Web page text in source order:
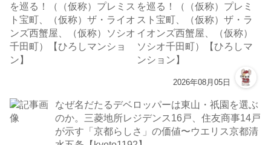
を巡る！（（仮称）プレミ
スト宝町、（仮称）ザ・ラ
イオンズ西蟹屋、（仮称）
ソシオ千田町）【ひろしマ
ンション】
2026年08月05日
なぜ名だたるデベロッパーは東山・祇園を選ぶ
のか。三菱地所レジデンス16戸、住友商事14戸
が示す「京都らしさ」の価値〜ウエリス京都清